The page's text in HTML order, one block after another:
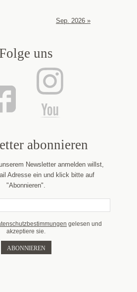
Sep. 2026 »
uns
abonnieren
Newsletter anmelden willst,
Adresse ein und klick bitte auf
"Abonnieren".
gelesen und
akzeptiere sie.